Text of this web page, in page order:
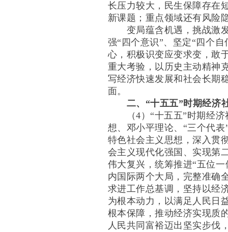
长压力较大，民生保障存在
新课题；重点领域还有风险
变局蕴含机遇，挑战激发
强“四个意识”、坚定“四个
心，积极识变应变求变，敢
重大考验，以历史主动精神
写经济快速发展和社会长期
面。
二、“十五五”时期经济
（4）“十五五”时期经济
想、邓小平理论、“三个代
特色社会主义思想，深入贯
会主义现代化强国、实现第
伟大复兴，统筹推进“五位
内国际两个大局，完整准确
求进工作总基调，坚持以经
为根本动力，以满足人民日
根本保障，推动经济实现质
人民共同富裕迈出坚实步伐